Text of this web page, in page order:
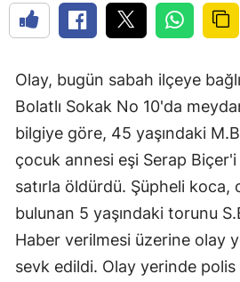
Olay, bugün sabah ilçeye
Bolatlı Sokak No 10'da
bilgiye göre, 45 yaşındaki
çocuk annesi eşi Serap Biçer'i
satırla öldürdü. Şüpheli koca,
bulunan 5 yaşındaki torunu
Haber verilmesi üzerine olay
sevk edildi. Olay yerinde polis